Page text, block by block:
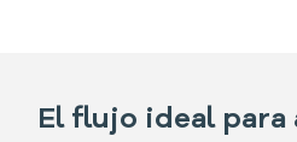
El flujo ideal para